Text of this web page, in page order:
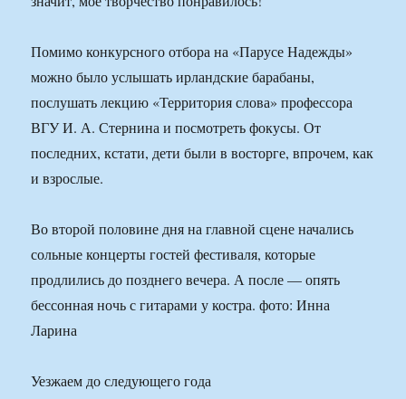
Помимо конкурсного отбора на «Парусе Надежды»
можно было услышать ирландские барабаны,
послушать лекцию «Территория слова» профессора
ВГУ И. А. Стернина и посмотреть фокусы. От
последних, кстати, дети были в восторге, впрочем, как
и взрослые.
Во второй половине дня на главной сцене начались
сольные концерты гостей фестиваля, которые
продлились до позднего вечера. А после — опять
бессонная ночь с гитарами у костра. фото: Инна
Ларина
Уезжаем до следующего года